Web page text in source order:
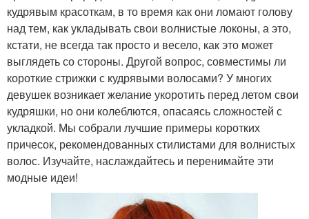
кудрявым красоткам, в то время как они ломают голову
над тем, как укладывать свои волнистые локоны, а это,
кстати, не всегда так просто и весело, как это может
выглядеть со стороны. Другой вопрос, совместимы ли
короткие стрижки с кудрявыми волосами? У многих
девушек возникает желание укоротить перед летом свои
кудряшки, но они колеблются, опасаясь сложностей с
укладкой. Мы собрали лучшие примеры коротких
причесок, рекомендованных стилистами для волнистых
волос. Изучайте, наслаждайтесь и перенимайте эти
модные идеи!